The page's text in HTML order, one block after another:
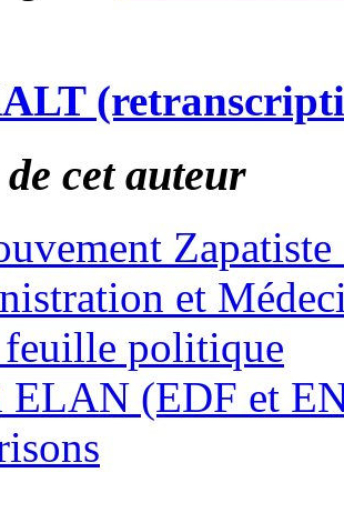
cet auteur
et
politique
ELAN (EDF et